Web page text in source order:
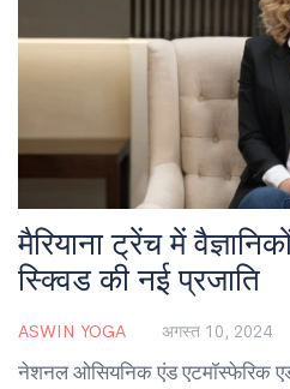
मैरियाना ट्रेंच में
स्क्विड की नई प्रजाति
ASWIN YOGA अगस्त 10, 2024
नेशनल ओसियनिक एंड एटमॉस्फेरिक